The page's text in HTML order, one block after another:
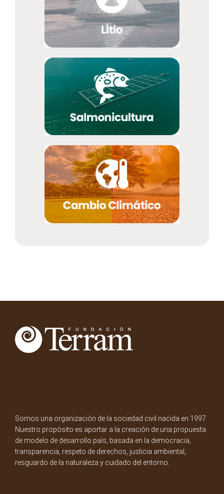
Somos una organización de la sociedad civil nacida en 1997.
Nuestro propósito es aportar a la creación de una propuesta
de modelo de desarrollo país, basada en la democracia,
transparencia, respeto de derechos, justicia ambiental,
resguardo de la naturaleza y cuidado del entorno.